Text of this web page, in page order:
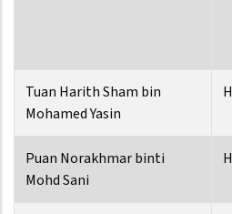
Tuan Harith Sham bin
Mohamed Yasin
Puan Norakhmar binti
Mohd Sani